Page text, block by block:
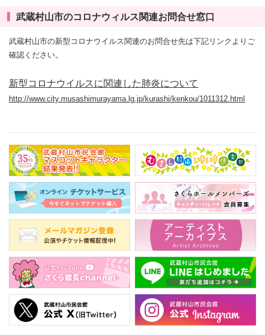
武蔵村山市のコロナウィルス関連お問合せ窓口
武蔵村山市の新型コロナウイルス関連のお問合せ先は下記リンクよりご
確認ください。
新型コロナウイルスに関連した肺炎について
http://www.city.musashimurayama.lg.jp/kurashi/kenkou/1011312.html